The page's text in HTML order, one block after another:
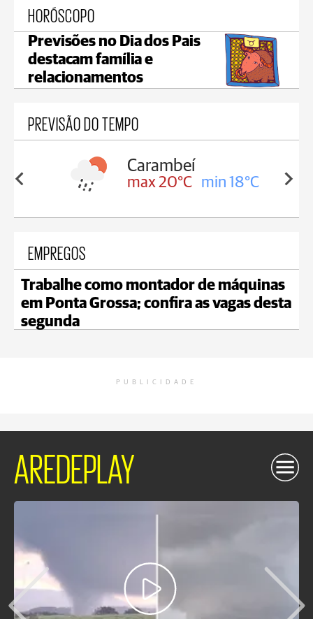
HORÓSCOPO
Previsões no Dia dos Pais
destacam família e
relacionamentos
PREVISÃO DO TEMPO
18°C
Carambeí
max 20°C min 18°C
EMPREGOS
Trabalhe como montador de máquinas
em Ponta Grossa; confira as vagas desta
segunda
PUBLICIDADE
AREDEPLAY